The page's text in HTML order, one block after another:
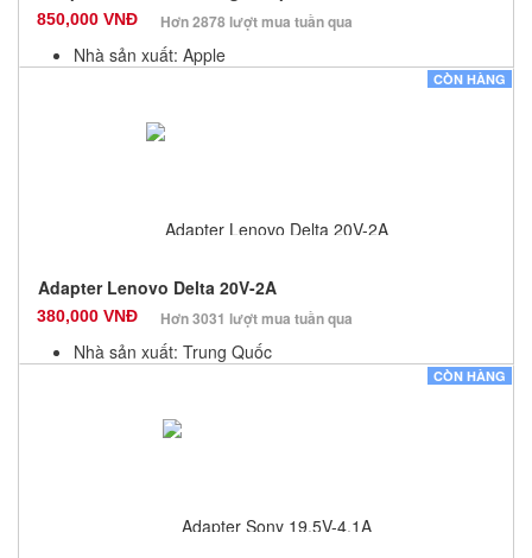
850,000 VNĐ Hơn 2878 lượt mua tuần qua
Nhà sản xuất: Apple
Số lượng: 10
CÒN HÀNG
Adapter Lenovo Delta 20V-2A
380,000 VNĐ Hơn 3031 lượt mua tuần qua
Nhà sản xuất: Trung Quốc
Số lượng: 10
CÒN HÀNG